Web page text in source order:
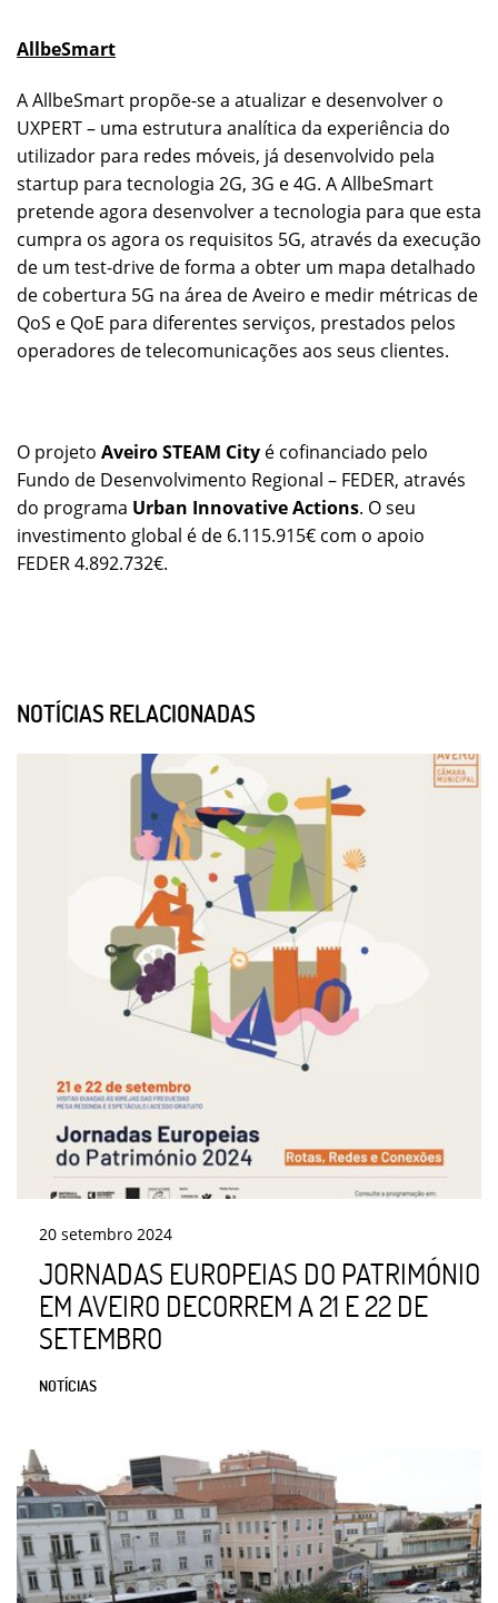
AllbeSmart
A AllbeSmart propõe-se a atualizar e desenvolver o
UXPERT – uma estrutura analítica da experiência do
utilizador para redes móveis, já desenvolvido pela
startup para tecnologia 2G, 3G e 4G. A AllbeSmart
pretende agora desenvolver a tecnologia para que esta
cumpra os agora os requisitos 5G, através da execução
de um test-drive de forma a obter um mapa detalhado
de cobertura 5G na área de Aveiro e medir métricas de
QoS e QoE para diferentes serviços, prestados pelos
operadores de telecomunicações aos seus clientes.
O projeto Aveiro STEAM City é cofinanciado pelo
Fundo de Desenvolvimento Regional – FEDER, através
do programa Urban Innovative Actions. O seu
investimento global é de 6.115.915€ com o apoio
FEDER 4.892.732€.
NOTÍCIAS RELACIONADAS
20 setembro 2024
JORNADAS EUROPEIAS DO PATRIMÓNIO
EM AVEIRO DECORREM A 21 E 22 DE
SETEMBRO
NOTÍCIAS